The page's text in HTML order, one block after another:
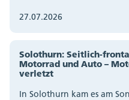
27.07.2026
Solothurn: Seitlich-
Motorrad und Auto –
verletzt
In Solothurn kam es am